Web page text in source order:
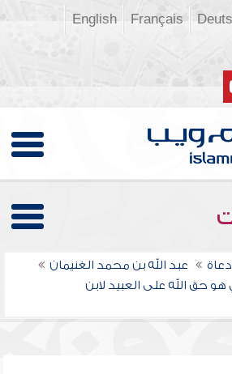
Français
English
عبد الله بن محمد الغنيمان
حق الله على العبيد لابن